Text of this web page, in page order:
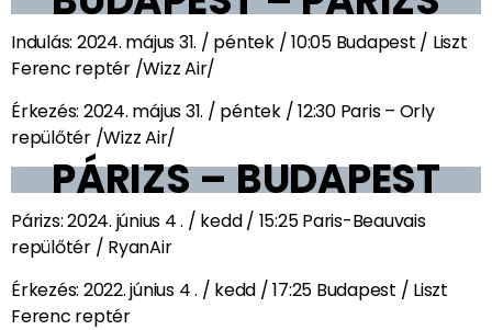
Indulás: 2024. május 31. / péntek / 10:05 Budapest / Liszt
Ferenc reptér /Wizz Air/
Érkezés: 2024. május 31. / péntek / 12:30 Paris – Orly
repülőtér /Wizz Air/
PÁRIZS – BUDAPEST
Párizs: 2024. június 4 . / kedd / 15:25 Paris-Beauvais
repülőtér / RyanAir
Érkezés: 2022. június 4 . / kedd / 17:25 Budapest / Liszt
Ferenc reptér